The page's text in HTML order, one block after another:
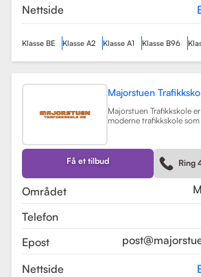
Nettside
Klasse BE Klasse A2 Klasse A1 Klasse B96
Majorstuen
Majorstuen Trafikkskole
moderne trafikkskole
etablert i 2015 og har
kjent for sin høye kvalitet
opplæring. Alle
pedagogisk utdannet fra
Universitet og Met
som sikrer en
Få et tilbud Ring
Området
Telefon
Epost
Nettside